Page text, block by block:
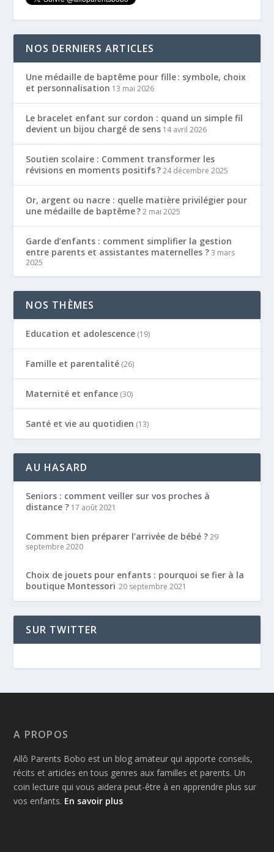
NOS DERNIERS ARTICLES
Une médaille de baptême pour fille : symbole, choix
et personnalisation 13 mai 2026
Le bracelet enfant sur cordon : quand un simple fil
devient un bijou chargé de sens 14 avril 2026
Soutien scolaire : Comment transformer les
révisions en moments positifs ? 24 décembre 2025
Or, argent ou nacre : quelle matière privilégier pour
une médaille de baptême ? 2 mai 2025
Garde d’enfants : comment simplifier la gestion
entre parents et assistantes maternelles ? 3 mars
2025
NOS THÈMES
Education et adolescence (19)
Famille et parentalité (26)
Maternité et enfance (30)
Santé et vie au quotidien (13)
AU HASARD
Seniors : comment veiller sur vos proches à
distance ? 17 août 2021
Comment bien préparer l’arrivée de bébé ?29
septembre 2020
Choix de jouets pour enfants : pourquoi se fier à la
boutique Montessori 20 septembre 2021
SUR TWITTER
A PROPOS
Allô Parents Bobo est un blog amateur qui apporte conseils,
récits et articles en tous genres aux familles et parents. Un
coin lecture qui vous aidera peut-être à en apprendre plus sur
vos enfants. En savoir plus